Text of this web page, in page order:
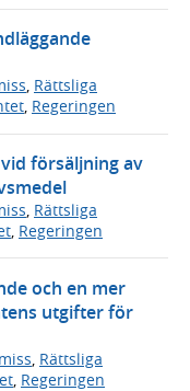
, Rättsliga
, Regeringen
försäljning av
, Rättsliga
, Regeringen
och en mer
utgifter för
Rättsliga
Regeringen